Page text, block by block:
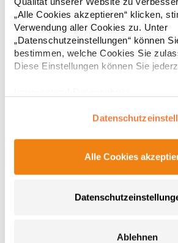
„Alle Cookies akzeptieren“ klicken,
Verwendung aller Cookies zu. Unter
„Datenschutzeinstellungen“ können
bestimmen, welche Cookies Sie
Diese Einstellungen können Sie
Alle Cookies
Ablehnen
BaumwolleAngaben zur Produktsicherheit:
1816071Hersteller: Halfar System GmbH
23 33719 Bielefeld
BG187 BagBase Premium
Vollständig gefüttert mit 100% Polyester
Produktsicherheit: